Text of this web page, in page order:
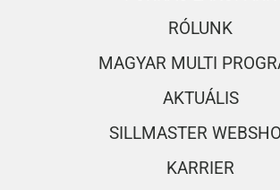
RÓLUNK
MAGYAR MULTI
AKTUÁLIS
SILLMASTER
KARRIER